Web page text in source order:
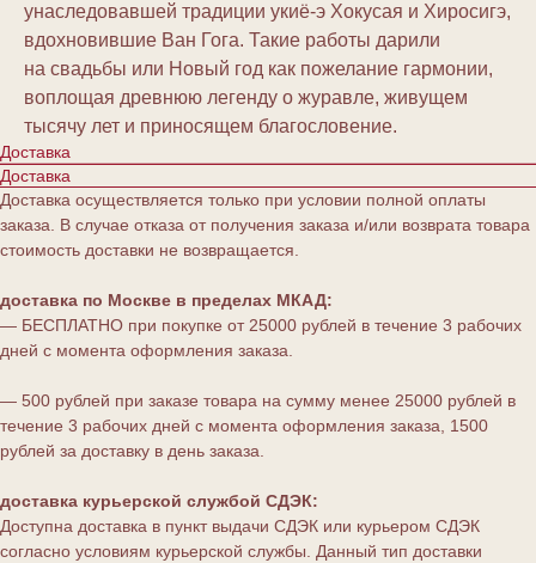
унаследовавшей традиции укиё-э Хокусая и Хиросигэ,
вдохновившие Ван Гога. Такие работы дарили
на свадьбы или Новый год как пожелание гармонии,
воплощая древнюю легенду о журавле, живущем
тысячу лет и приносящем благословение.
Доставка
Доставка
Доставка осуществляется только при условии полной оплаты
заказа. В случае отказа от получения заказа и/или возврата товара
стоимость доставки не возвращается.
доставка по Москве в пределах МКАД:
— БЕСПЛАТНО при покупке от 25000 рублей в течение 3 рабочих
дней с момента оформления заказа.
— 500 рублей при заказе товара на сумму менее 25000 рублей в
течение 3 рабочих дней с момента оформления заказа, 1500
рублей за доставку в день заказа.
доставка курьерской службой СДЭК:
Доступна доставка в пункт выдачи СДЭК или курьером СДЭК
согласно условиям курьерской службы. Данный тип доставки